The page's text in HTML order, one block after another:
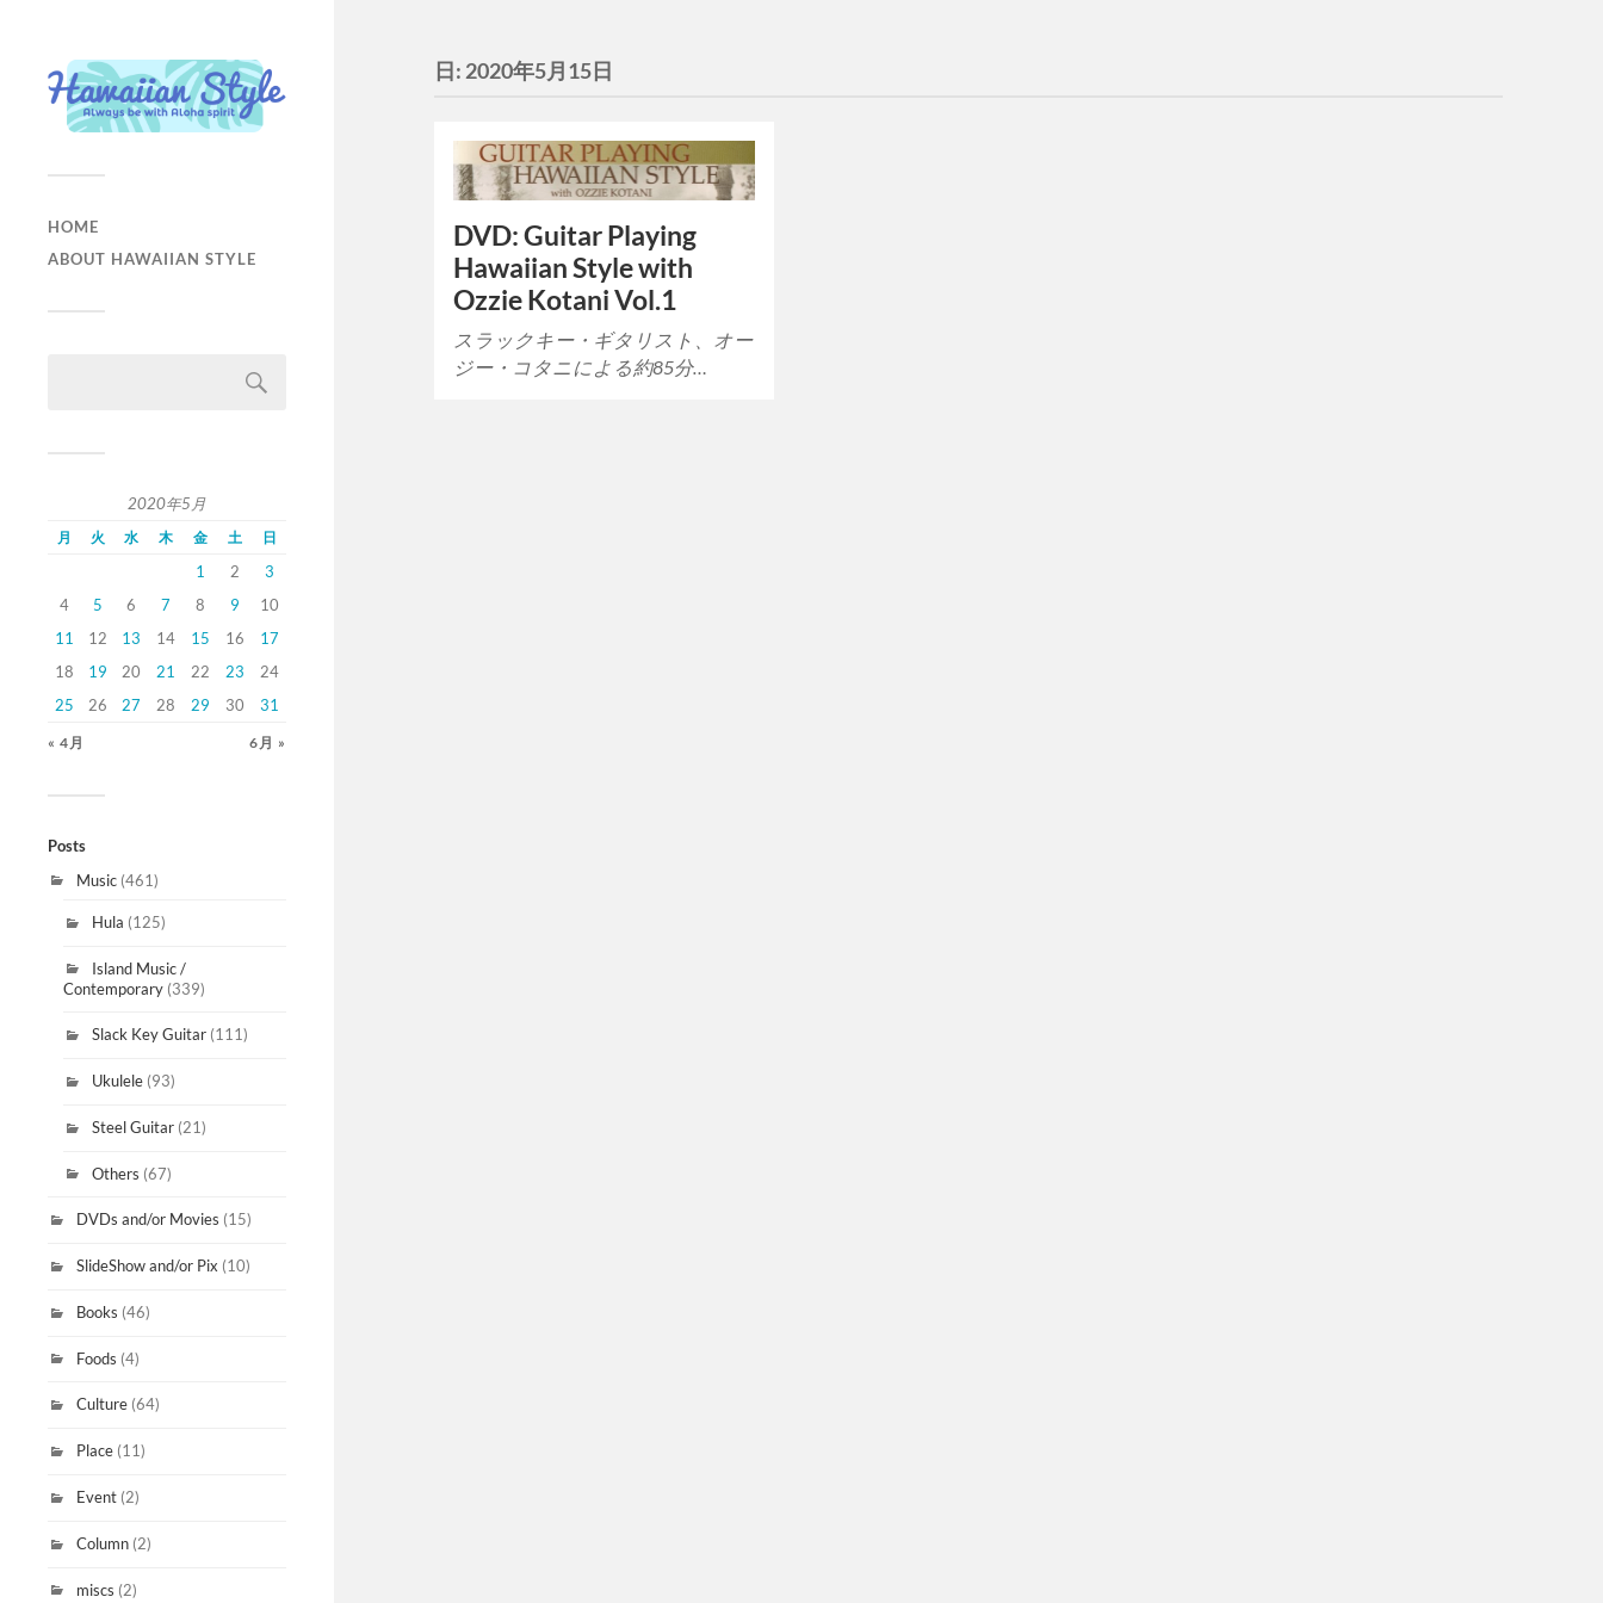
HOME
ABOUT HAWAIIAN STYLE
2020年5月
月 火 水 木 金 土 日
1 2
3
4
5 6 7 8 9
10
11
12 13 14 15 16
17
18
19 20 21 22 23
24
25
26 27 28 29 30 31
« 4月 6月 »
Posts
Music (461)
Hula (125)
Island Music /
Contemporary(339)
Slack Key Guitar(111)
Ukulele(93)
Steel Guitar(21)
Others (67)
DVDs and/or Movies (15)
SlideShow and/or Pix (10)
Books (46)
Foods (4)
Culture (64)
Place (11)
Event (2)
Column (2)
miscs (2)
日: 2020年5月15日
DVD: Guitar Playing
Hawaiian Style with
Ozzie Kotani Vol.1
スラックキー・ギタリスト、オー
ジー・コタニによる約85分…